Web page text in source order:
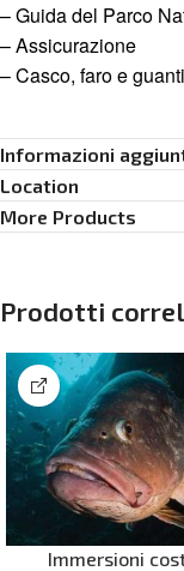
– Guida del Parco
– Assicurazione
– Casco, faro e guanti
Informazioni
Location
More Products
Prodotti
Immersioni